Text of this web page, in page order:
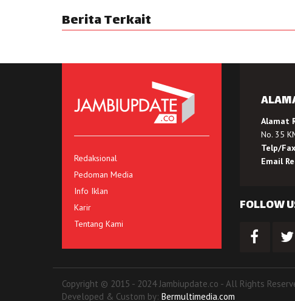
Berita Terkait
Redaksional
Pedoman Media
Info Iklan
Karir
Tentang Kami
Alamat
No. 35
Telp/
Email
FOLLOW
Copyright © 2015 - 2024 Jambiupdate.co - All Rights
Developed & Custom by: Bermultimedia.com